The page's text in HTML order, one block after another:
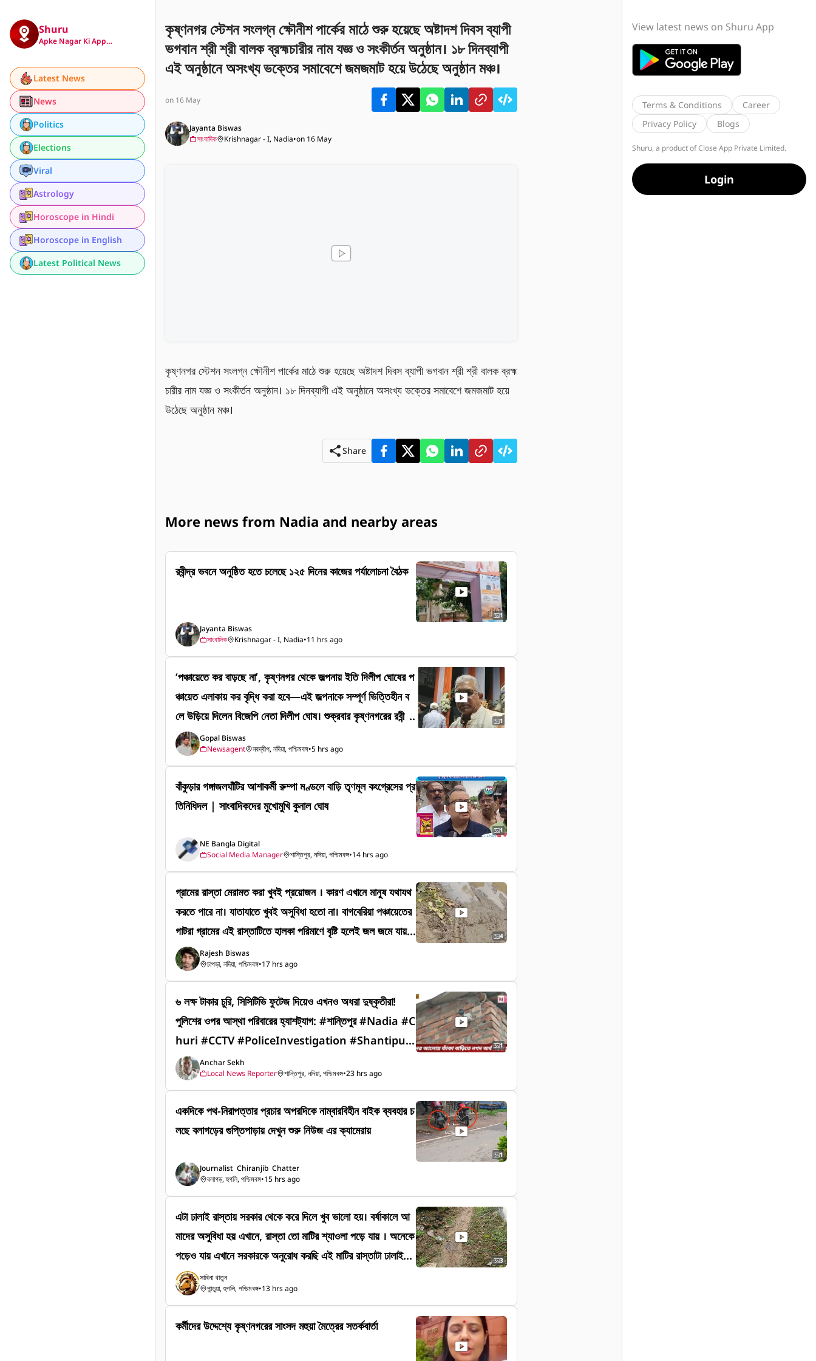
Shuru
Apke Nagar Ki App…
Latest News
News
Politics
Elections
Viral
Astrology
Horoscope in Hindi
Horoscope in English
Latest Political News
কৃষ্ণনগর স্টেশন সংলগ্ন ক্ষৌনীশ পার্কের মাঠে শুরু হয়েছে অষ্টাদশ দিবস ব্যাপী
ভগবান শ্রী শ্রী বালক ব্রহ্মচারীর নাম যজ্ঞ ও সংকীর্তন অনুষ্ঠান। ১৮ দিনব্যাপী
এই অনুষ্ঠানে অসংখ্য ভক্তের সমাবেশে জমজমাট হয়ে উঠেছে অনুষ্ঠান মঞ্চ।
on 16 May
Jayanta Biswas
সাংবাদিক
Krishnagar - I, Nadia•on 16 May
কৃষ্ণনগর স্টেশন সংলগ্ন ক্ষৌনীশ পার্কের মাঠে শুরু হয়েছে অষ্টাদশ দিবস ব্যাপী ভগবান শ্রী শ্রী বালক ব্রহ্ম
চারীর নাম যজ্ঞ ও সংকীর্তন অনুষ্ঠান। ১৮ দিনব্যাপী এই অনুষ্ঠানে অসংখ্য ভক্তের সমাবেশে জমজমাট হয়ে
উঠেছে অনুষ্ঠান মঞ্চ।
Share
More news from Nadia and nearby areas
রবীন্দ্র ভবনে অনুষ্ঠিত হতে চলেছে ১২৫ দিনের কাজের পর্যালোচনা বৈঠক
1
Jayanta Biswas
সাংবাদিক
Krishnagar - I, Nadia•11 hrs ago
‘পঞ্চায়েতে কর বাড়ছে না’, কৃষ্ণনগর থেকে জল্পনায় ইতি দিলীপ ঘোষের প
ঞ্চায়েত এলাকায় কর বৃদ্ধি করা হবে—এই জল্পনাকে সম্পূর্ণ ভিত্তিহীন ব
লে উড়িয়ে দিলেন বিজেপি নেতা দিলীপ ঘোষ। শুক্রবার কৃষ্ণনগরের রবীন্দ্র
ভবনে পঞ্চায়েত ও গ্রামীণ উন্নয়ন দফতরের আউটকাম রিভিউ মিটিং (R
D-ORM)-এ যোগ দিয়ে সাংবাদিকদের মুখোমুখি হয়ে তিনি স্পষ্ট জানান,
ম্পদ কাজে লাগিয়ে রাজস্ব বৃদ্ধি করে আর্থিকভাবে স্বনির্ভর হওয়ার পরাম
র্শ দেওয়া হয়েছে। বৈঠকে দিলীপ ঘোষ ছাড়াও উপস্থিত ছিলেন নদীয়ার
উন্নয়ন দফতরের বিভিন্ন আধিকারিক, জেলার বিভিন্ন গ্রাম পঞ্চায়েতের
প্রতিনিধিরা এবং সংশ্লিষ্ট দফতরের অন্যান্য আধিকারিকরা।
1
Gopal Biswas
Newsagent
নবদ্বীপ, নদিয়া, পশ্চিমবঙ্গ•5 hrs ago
বাঁকুড়ার গঙ্গাজলঘাঁটির আশাকর্মী রুম্পা মণ্ডলে বাড়ি তৃণমূল কংগ্রেসের প্র
তিনিধিদল | সাংবাদিকদের মুখোমুখি কুনাল ঘোষ
1
NE Bangla Digital
Social Media Manager
শান্তিপুর, নদিয়া, পশ্চিমবঙ্গ•14 hrs ago
গ্রামের রাস্তা মেরামত করা খুবই প্রয়োজন । কারণ এখানে মানুষ যথাযথ
করতে পারে না। যাতাযাতে খুবই অসুবিধা হতো না। বাগবেরিয়া পঞ্চায়েতের
গাটরা গ্রামের এই রাস্তাটিতে হালকা পরিমাণে বৃষ্টি হলেই জল জমে যায়।
যাতায়াতের ভীষণ অসুবিধা হয় । জল নিকাশের কোন ব্যবস্থা নেই। পুরো
বর্ষাকালটাই এখানে কাদা হয়ে থাকে রাস্তা দিয়ে যাওয়া যায় না । তাই আ
কোন উদ্যোগ নিন।
4
Rajesh Biswas
চাপড়া, নদিয়া, পশ্চিমবঙ্গ•17 hrs ago
৬ লক্ষ টাকার চুরি, সিসিটিভি ফুটেজ দিয়েও এখনও অধরা দুষ্কৃতীরা!
পুলিশের ওপর আস্থা পরিবারের হ্যাশট্যাগ: #শান্তিপুর #Nadia #C
huri #CCTV #PoliceInvestigation #Shantipur
Police #BreakingNews #WestBengal #Crime
News #বাংলাখবর #LocalNews #FacebookReels #
ফুটেজ দিয়েও এখনও অধরা দুষ্কৃতীরা! পুলিশের ওপর আস্থা পরিবারের
হ্যাশট্যাগ: #শান্তিপুর #Nadia #Churi #CCTV #PoliceI
ws #WestBengal #CrimeNews #বাংলাখবর #Local
News #FacebookReels #ViralReels #UpdateN
ews
1
Anchar Sekh
Local News Reporter
শান্তিপুর, নদিয়া, পশ্চিমবঙ্গ•23 hrs ago
একদিকে পথ-নিরাপত্তার প্রচার অপরদিকে নাম্বারবিহীন বাইক ব্যবহার চ
লছে বলাগড়ের গুপ্তিপাড়ায় দেখুন শুরু নিউজ এর ক্যামেরায়
1
Journalist  Chiranjib  Chatter
বলাগড়, হুগলি, পশ্চিমবঙ্গ•15 hrs ago
এটা ঢালাই রাস্তায় সরকার থেকে করে দিলে খুব ভালো হয়। বর্ষাকালে আ
মাদের অসুবিধা হয় এখানে, রাস্তা তো মাটির শ্যাওলা পড়ে যায় । অনেকে
পড়েও যায় এখানে সরকারকে অনুরোধ করছি এই মাটির রাস্তাটা ঢালাই
রাস্তা করে দেয়ার জন্য । বর্ষাকালে আমাদের প্রচন্ড অসুবিধা হয় শ্যাওলা
পড়ে যায় রাস্তা পেছল হয়ে যায় মানুষ এখানে পড়ে যায় ফলে তাদের ক্ষতি
3
সাবিনা খাতুন
পান্ডুয়া, হুগলি, পশ্চিমবঙ্গ•13 hrs ago
কর্মীদের উদ্দেশ্যে কৃষ্ণনগরের সাংসদ মহুয়া মৈত্রের সতর্কবার্তা
View latest news on Shuru App
Terms & Conditions
Career
Privacy Policy
Blogs
Shuru, a product of Close App Private Limited.
Login